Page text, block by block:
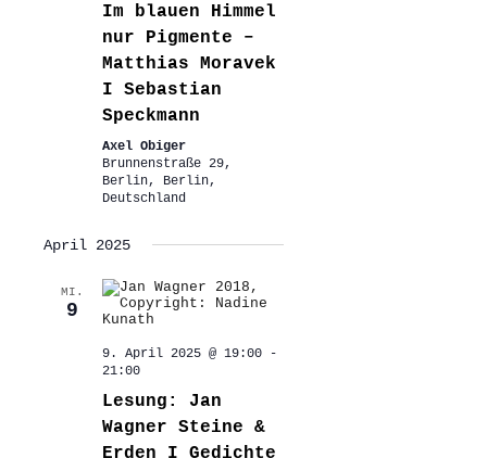
Im blauen Himmel
nur Pigmente –
Matthias Moravek
I Sebastian
Speckmann
Axel Obiger
Brunnenstraße 29,
Berlin, Berlin,
Deutschland
April 2025
MI.
9
9. April 2025 @ 19:00-
21:00
Lesung: Jan
Wagner Steine &
Erden I Gedichte